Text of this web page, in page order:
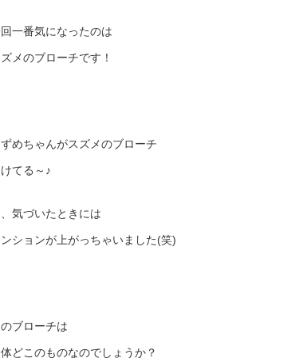
一番気になったのは
メのブローチです！
めちゃんがスズメのブローチ
てる～♪
、気づいたときには
ションが上がっちゃいました(笑)
ブローチは
どこのものなのでしょうか？